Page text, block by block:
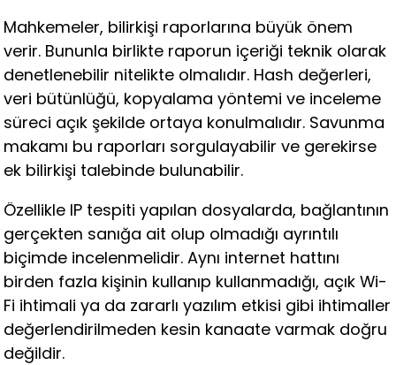
Mahkemeler, bilirkişi raporlarına büyük önem
verir. Bununla birlikte raporun içeriği teknik olarak
denetlenebilir nitelikte olmalıdır. Hash değerleri,
veri bütünlüğü, kopyalama yöntemi ve inceleme
süreci açık şekilde ortaya konulmalıdır. Savunma
makamı bu raporları sorgulayabilir ve gerekirse
ek bilirkişi talebinde bulunabilir.
Özellikle IP tespiti yapılan dosyalarda, bağlantının
gerçekten sanığa ait olup olmadığı ayrıntılı
biçimde incelenmelidir. Aynı internet hattını
birden fazla kişinin kullanıp kullanmadığı, açık Wi-
Fi ihtimali ya da zararlı yazılım etkisi gibi ihtimaller
değerlendirilmeden kesin kanaate varmak doğru
değildir.